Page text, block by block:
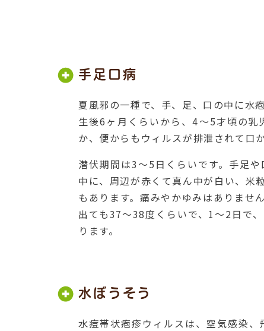
手足口病
夏風邪の一種で、手、足、口の中に水
生後6ヶ月くらいから、4～5才頃の
か、便からもウィルスが排泄されて口
潜伏期間は3～5日くらいです。手足
中に、周辺が赤くて真ん中が白い、米
もあります。痛みやかゆみはありませ
出ても37～38度くらいで、1～2日で
ります。
水ぼうそう
水痘帯状疱疹ウィルスは、空気感染